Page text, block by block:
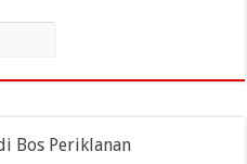
Bos Periklanan